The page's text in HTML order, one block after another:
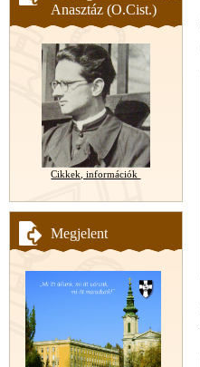
Anasztáz (O.Cist.)
Cikkek, információk
Megjelent